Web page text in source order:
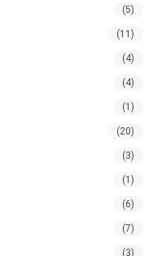
(5)
(11)
(4)
(4)
(1)
(20)
(3)
(1)
(6)
(7)
(3)